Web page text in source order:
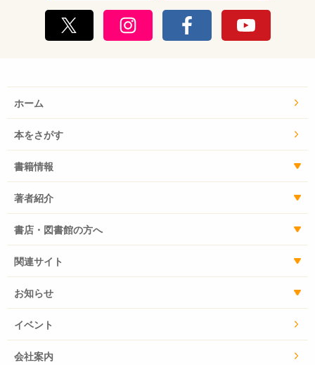
ホーム
本をさがす
書籍情報
著者紹介
書店・図書館の方へ
関連サイト
お知らせ
イベント
会社案内